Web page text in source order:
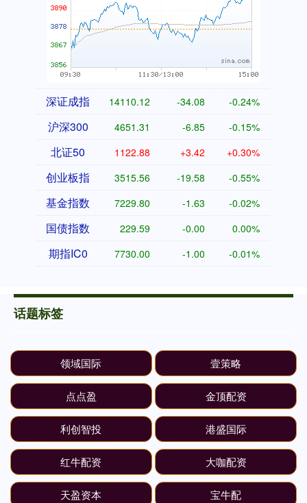
深证成指 14110.12 -34.08 -0.24%
沪深300 4651.31 -6.85 -0.15%
北证50 1122.88 +3.42 +0.30%
创业板指 3515.56 -19.58 -0.55%
基金指数 7229.80 -1.63 -0.02%
国债指数 229.59 -0.00 0.00%
期指IC0 7730.00 -1.00 -0.01%
话题标签
领域国际 壹策略
点点盈 金顶配资
利创智投 港盛国际
红牛配资 大咖配资
天盈资本 宝牛配